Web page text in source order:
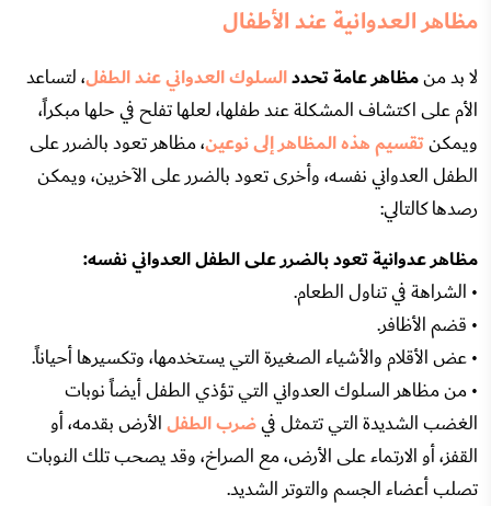
مظاهر العدوانية عند الأطفال
لا بد منمظاهر عامة تحددالسلوك العدواني عند الطفل، لتساعد
الأم على اكتشاف المشكلة عند طفلها، لعلها تفلح في حلها مبكراً،
ويمكنتقسيم هذه المظاهر إلى نوعين، مظاهر تعود بالضرر على
الطفل العدواني نفسه، وأخرى تعود بالضرر على الآخرين، ويمكن
رصدها كالتالي:
مظاهر عدوانية تعود بالضرر على الطفل العدواني نفسه:
• الشراهة في تناول الطعام.
• قضم الأظافر.
• عض الأقلام والأشياء الصغيرة التي يستخدمها، وتكسيرها أحياناً.
• من مظاهر السلوك العدواني التي تؤذي الطفل أيضاً نوبات
الغضب الشديدة التي تتمثل فيضرب الطفلالأرض بقدمه، أو
القفز، أو الارتماء على الأرض، مع الصراخ، وقد يصحب تلك النوبات
تصلب أعضاء الجسم والتوتر الشديد.